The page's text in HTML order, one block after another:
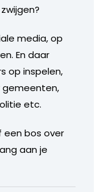
media, op
En daar
op inspelen,
gemeenten,
etc.
een bos over
aan je